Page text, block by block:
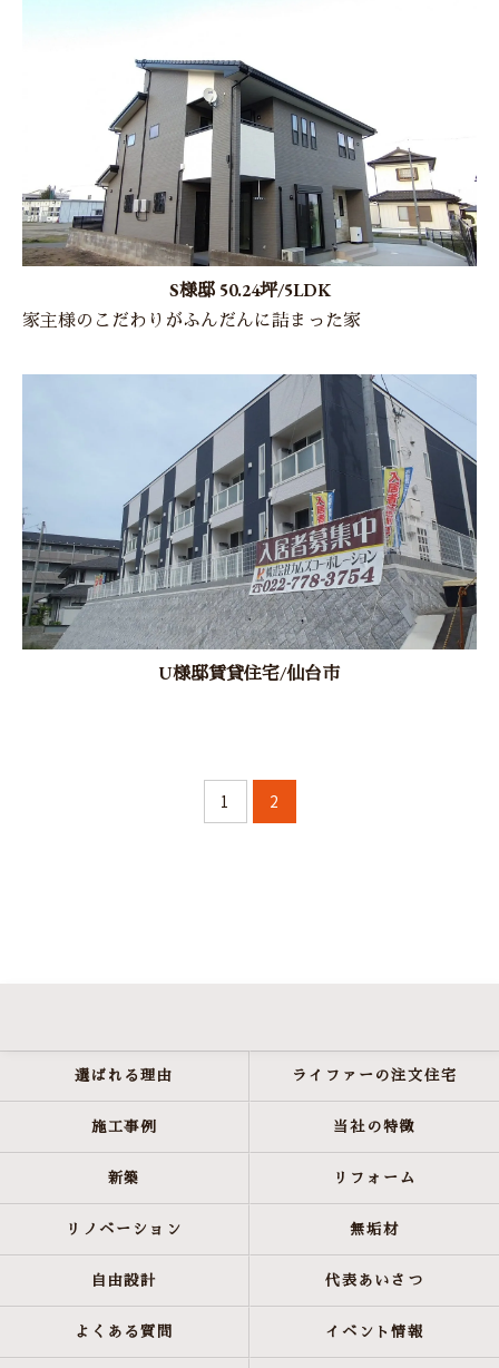
S様邸 50.24坪/5LDK
家主様のこだわりがふんだんに詰まった家
U様邸賃貸住宅/仙台市
1 2
選ばれる理由 ライファーの注文住宅
施工事例 当社の特徴
新築 リフォーム
リノベーション 無垢材
自由設計 代表あいさつ
よくある質問 イベント情報
お問い合わせはこちら